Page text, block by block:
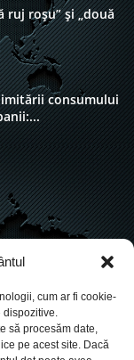
cum ar fi cookie-
dispozitive.
să procesăm date,
pe acest site. Dacă
ruj roșu” și „două
consumului
6942